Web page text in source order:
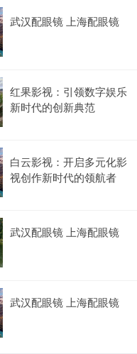
武汉配眼镜 上海配眼镜
红果影视：引领数字娱乐
新时代的创新典范
白云影视：开启多元化影
视创作新时代的领航者
武汉配眼镜 上海配眼镜
武汉配眼镜 上海配眼镜